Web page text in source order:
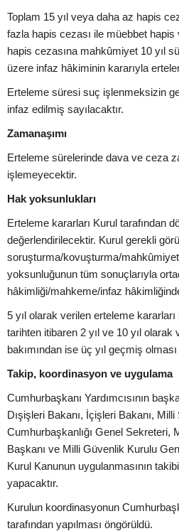
Toplam 15 yıl veya daha az hapis
fazla hapis cezası ile müebbet hapis
hapis cezasına mahkûmiyet 10 yıl
üzere infaz hâkiminin kararıyla
Erteleme süresi suç işlenmeksizin
infaz edilmiş sayılacaktır.
Zamanaşımı
Erteleme sürelerinde dava ve ceza
işlemeyecektir.
Hak yoksunlukları
Erteleme kararları Kurul tarafından
değerlendirilecektir. Kurul gerekli
soruşturma/kovuşturma/
yoksunluğunun tüm sonuçlarıyla
hâkimliği/mahkeme/infaz
5 yıl olarak verilen erteleme kararları
tarihten itibaren 2 yıl ve 10 yıl olarak
bakımından ise üç yıl geçmiş
Takip, koordinasyon ve uygulama
Cumhurbaşkanı Yardımcısının
Dışişleri Bakanı, İçişleri Bakanı,
Cumhurbaşkanlığı Genel Sekreteri,
Başkanı ve Milli Güvenlik Kurulu
Kurul Kanunun uygulanmasının
yapacaktır.
Kurulun koordinasyonun
tarafından yapılması öngörüldü.